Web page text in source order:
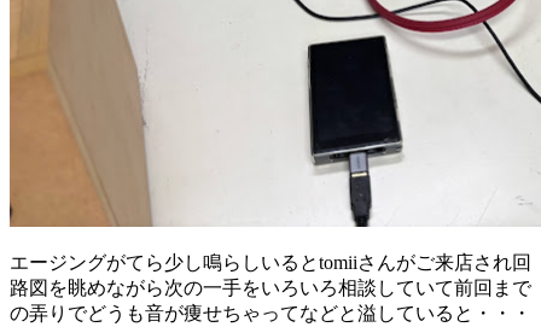
エージングがてら少し鳴らしいるとtomiiさんがご来店され回
路図を眺めながら次の一手をいろいろ相談していて前回まで
の弄りでどうも音が痩せちゃってなどと溢していると・・・